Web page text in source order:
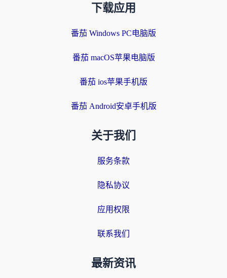
下载应用
番茄 Windows PC电脑版
番茄 macOS苹果电脑版
番茄 ios苹果手机版
番茄 Android安卓手机版
关于我们
服务条款
隐私协议
应用权限
联系我们
最新资讯